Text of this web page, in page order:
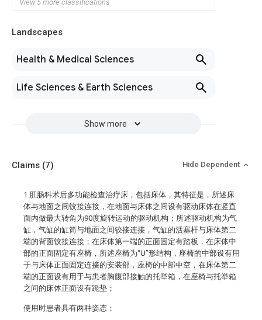
View 5 more classifications
Landscapes
Health & Medical Sciences
Life Sciences & Earth Sciences
Show more
Claims (7) Hide Dependent
1.肛肠科术后多功能检查治疗床，包括床体，其特征是，所述床
体与地面之间铰接连接，在地面与床体之间设有驱动床体在竖直
面内做最大转角为90度旋转运动的驱动机构；所述驱动机构为气
缸，气缸的缸筒与地面之间铰接连接，气缸的活塞杆与床体第二
端的背面铰接连接；在床体第一端的正面固定有踏板，在床体中
部的正面固定有座椅，所述座椅为“U”形结构，座椅的中部设有用
于与床体正面固定连接的安装部，座椅的中部中空，在床体第二
端的正面设有用于与患者胸腹部接触的托举箱，在座椅与托举箱
之间的床体正面设有跪垫；
使用时患者具有两种姿态：